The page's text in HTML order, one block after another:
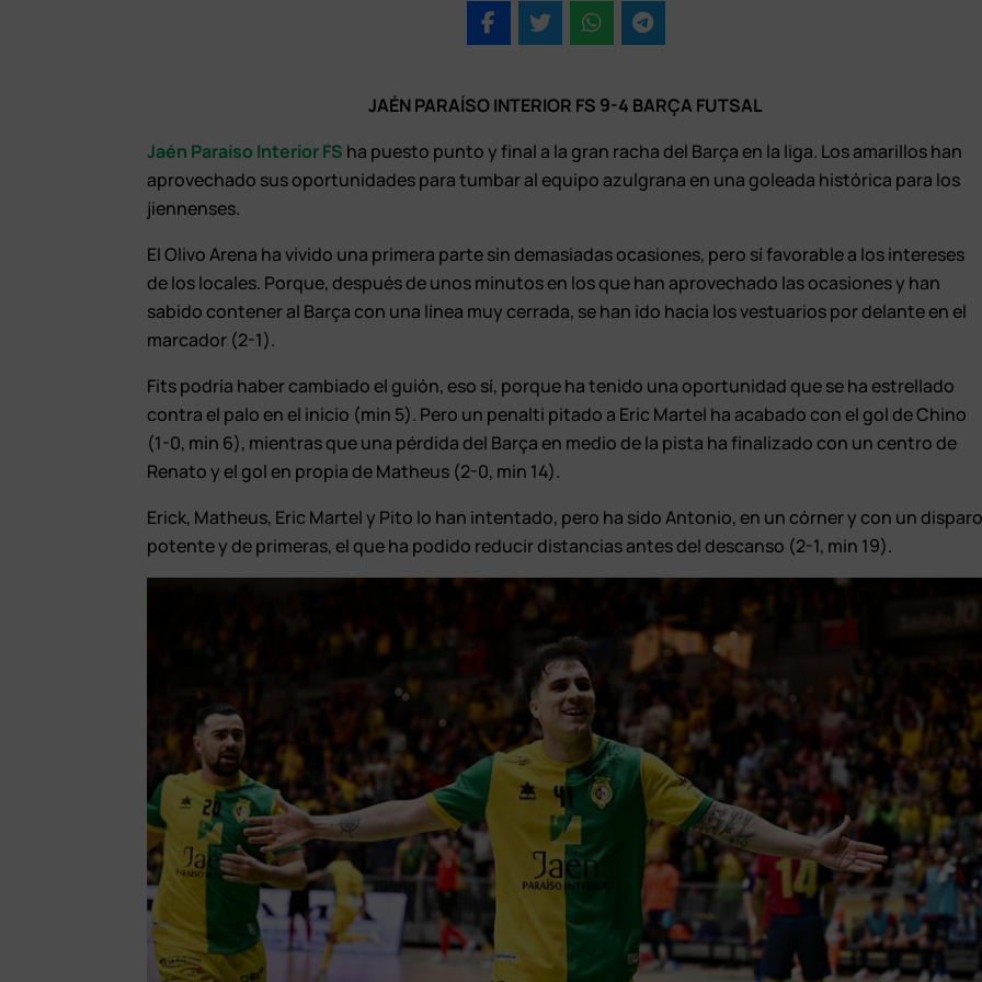
JAÉN PARAÍSO INTERIOR FS 9-4 BARÇA FUTSAL
Jaén Paraíso Interior FS ha puesto punto y final a la gran racha del Barça en la liga. Los amarillos han
aprovechado sus oportunidades para tumbar al equipo azulgrana en una goleada histórica para los
jiennenses.
El Olivo Arena ha vivido una primera parte sin demasiadas ocasiones, pero sí favorable a los intereses
de los locales. Porque, después de unos minutos en los que han aprovechado las ocasiones y han
sabido contener al Barça con una línea muy cerrada, se han ido hacia los vestuarios por delante en el
marcador (2-1).
Fits podría haber cambiado el guión, eso sí, porque ha tenido una oportunidad que se ha estrellado
contra el palo en el inicio (min 5). Pero un penalti pitado a Eric Martel ha acabado con el gol de Chino
(1-0, min 6), mientras que una pérdida del Barça en medio de la pista ha finalizado con un centro de
Renato y el gol en propia de Matheus (2-0, min 14).
Erick, Matheus, Eric Martel y Pito lo han intentado, pero ha sido Antonio, en un córner y con un
potente y de primeras, el que ha podido reducir distancias antes del descanso (2-1, min 19).